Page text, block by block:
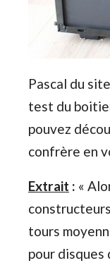
Pascal du site
test du
pouvez
confrère en
Extrait : «
tours
pour disques